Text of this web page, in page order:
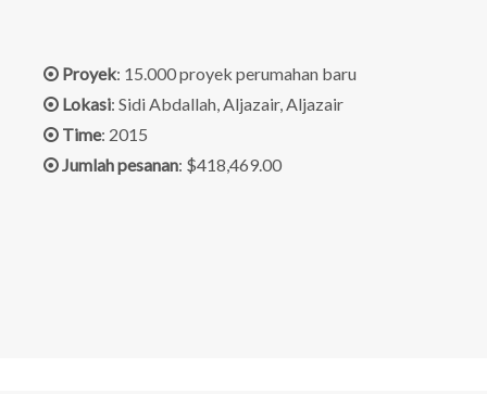
 Proyek: 15.000 proyek perumahan baru
 Lokasi: Sidi Abdallah, Aljazair, Aljazair
 Time: 2015
Jumlah pesanan: $418,469.00